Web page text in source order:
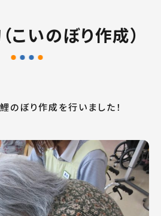
こいのぼり作成）
のぼり作成を行いました！